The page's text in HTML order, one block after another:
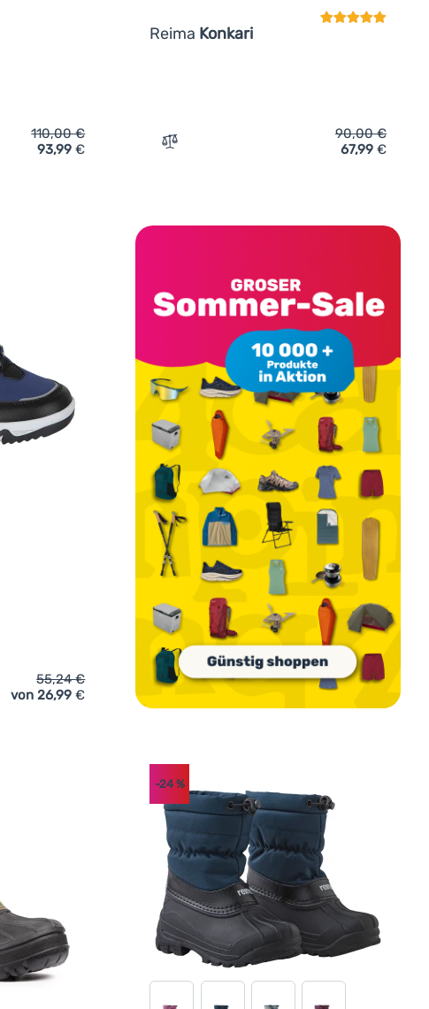
Reima Ensilumi Kids' hinzufügen
110,00€
93,99€
Reima Konkari
Zum Vergleich 'Kinder-Winterschuhe
90,00€
67,99 €
Loap Lima' hinzufügen
55,24€
von 26,99€
-24%